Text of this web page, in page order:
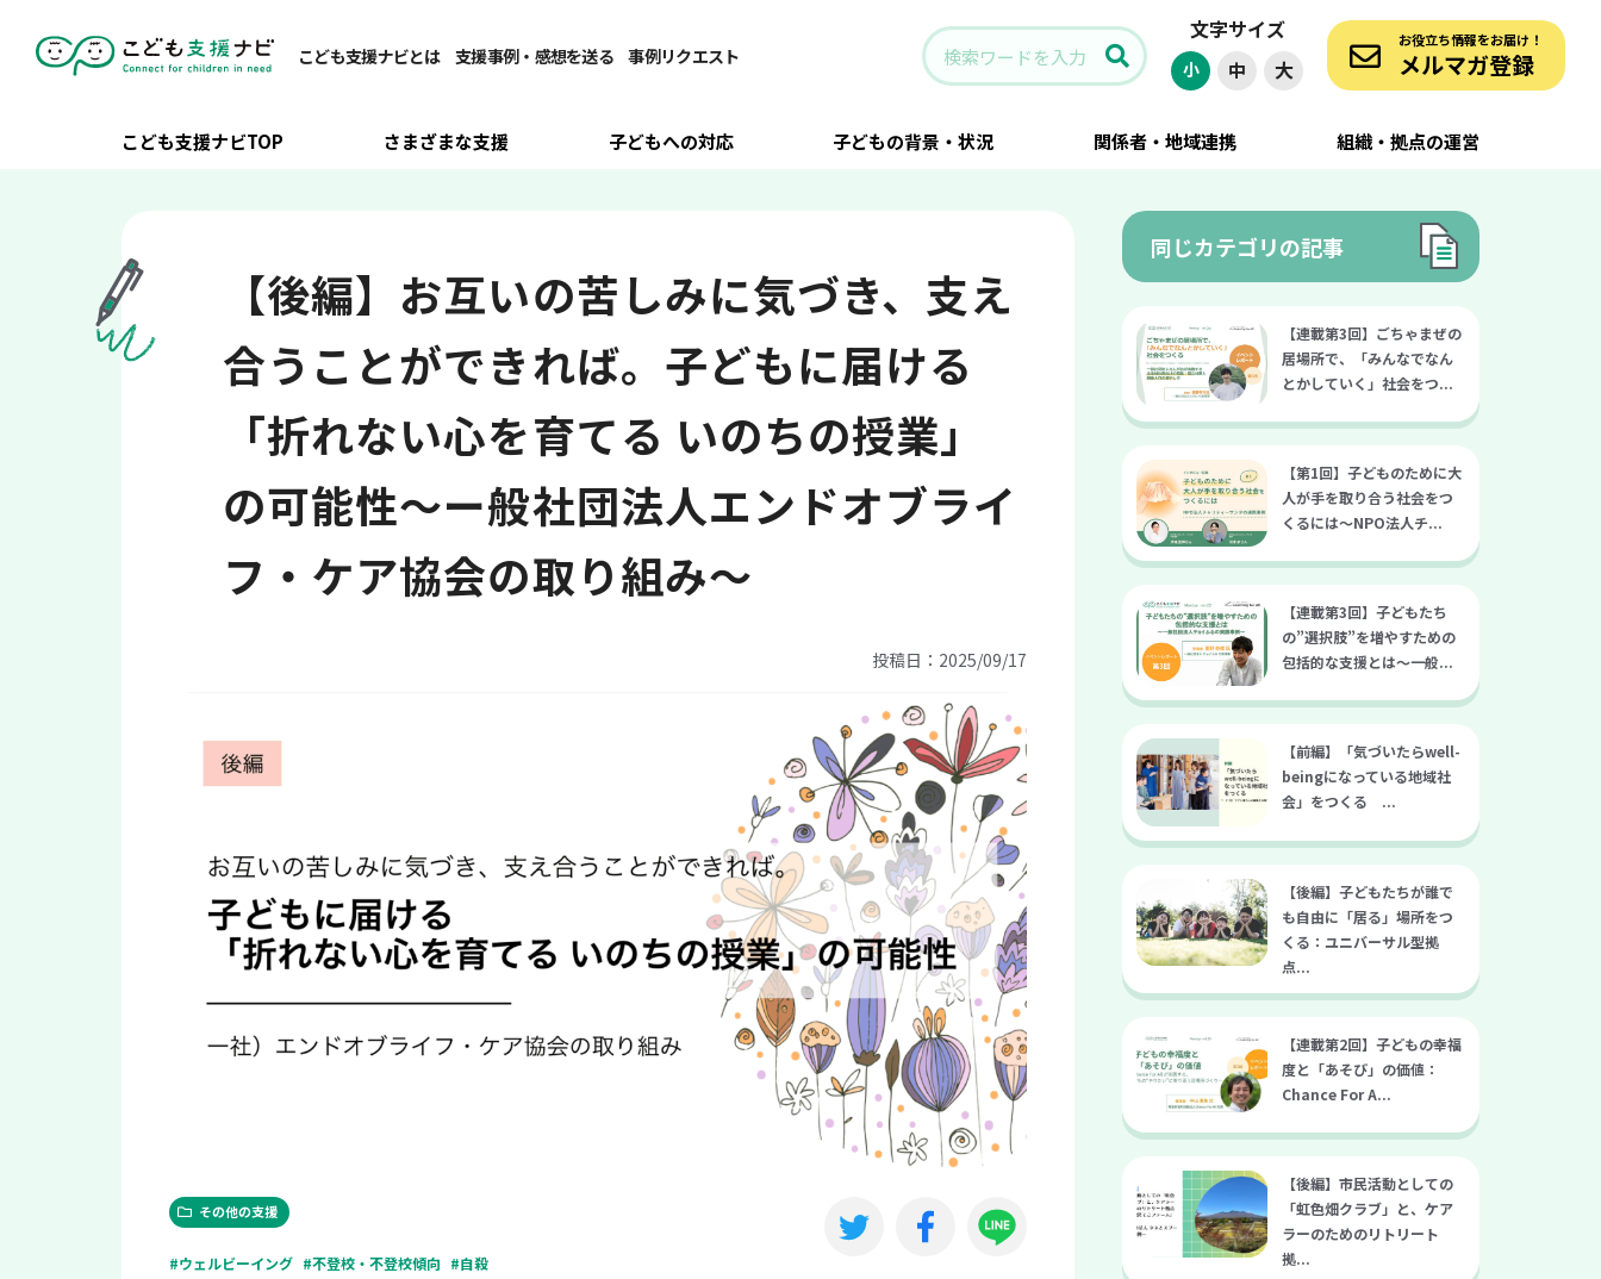
こども支援ナビとは 支援事例・感想を送る 事例リクエスト
文字サイズ
小 中 大
お役立ち情報をお届け！
メルマガ登録
こども支援ナビTOP さまざまな支援 子どもへの対応 子どもの背景・状況 関係者・地域連携 組織・拠点の運営
こども支援ナビTOP / さまざまな支援 【後編】お互いの苦しみに気づき、支え合うことができれば。子どもに届ける「折れない心を育てる いのちの授業」の可能性〜ー般社団法人エンドオブライフ・ケア協会の取り組み〜
【後編】お互いの苦しみに気づき、支え
合うことができれば。子どもに届ける
「折れない心を育てる いのちの授業」
の可能性〜ー般社団法人エンドオブライ
フ・ケア協会の取り組み〜
投稿日：2025/09/17
その他の支援
#ウェルビーイング #不登校・不登校傾向 #自殺
同じカテゴリの記事
【連載第3回】ごちゃまぜの
居場所で、「みんなでなん
とかしていく」社会をつ...
【第1回】子どものために大
人が手を取り合う社会をつ
くるには～NPO法人チ...
【連載第3回】子どもたち
の”選択肢”を増やすための
包括的な支援とは～一般...
【前編】「気づいたらwell-
beingになっている地域社
会」をつくる ...
【後編】子どもたちが誰で
も自由に「居る」場所をつ
くる：ユニバーサル型拠
点...
【連載第2回】子どもの幸福
度と「あそび」の価値：
Chance For A...
【後編】市民活動としての
「虹色畑クラブ」と、ケア
ラーのためのリトリート
拠...